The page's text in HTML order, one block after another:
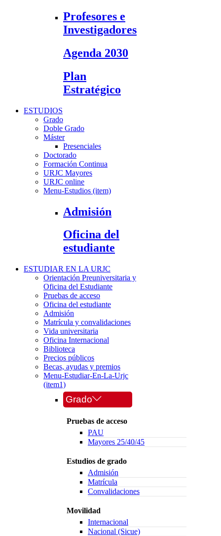
Profesores e
Investigadores
Agenda 2030
Plan
Estratégico
ESTUDIOS
Grado
Doble Grado
Máster
Presenciales
Doctorado
Formación Continua
URJC Mayores
URJC online
Menu-Estudios (item)
Admisión
Oficina del
estudiante
ESTUDIAR EN LA URJC
Orientación Preuniversitaria y
Oficina del Estudiante
Pruebas de acceso
Oficina del estudiante
Admisión
Matrícula y convalidaciones
Vida universitaria
Oficina Internacional
Biblioteca
Precios públicos
Becas, ayudas y premios
Menu-Estudiar-En-La-Urjc
(item1)
Grado
Pruebas de acceso
PAU
Mayores 25/40/45
Estudios de grado
Admisión
Matrícula
Convalidaciones
Movilidad
Internacional
Nacional (Sicue)